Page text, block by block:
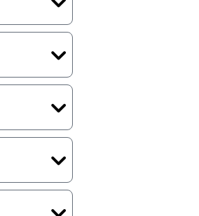
suatu
arti hanya
serta